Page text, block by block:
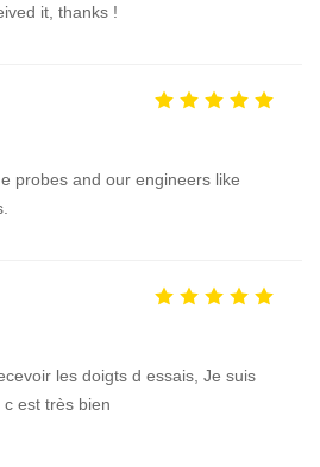
it, thanks !
probes and our engineers like
les doigts d essais, Je suis
est très bien